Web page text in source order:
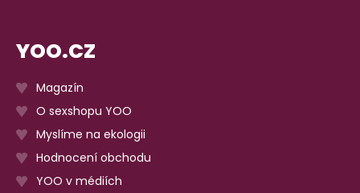
YOO.CZ
Magazín
O sexshopu YOO
Myslíme na ekologii
Hodnocení obchodu
YOO v médiích